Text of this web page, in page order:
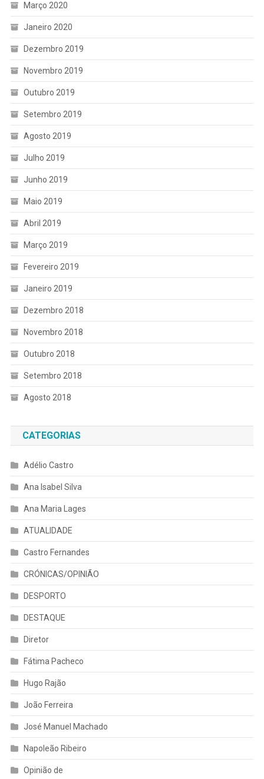
Março 2020
Janeiro 2020
Dezembro 2019
Novembro 2019
Outubro 2019
Setembro 2019
Agosto 2019
Julho 2019
Junho 2019
Maio 2019
Abril 2019
Março 2019
Fevereiro 2019
Janeiro 2019
Dezembro 2018
Novembro 2018
Outubro 2018
Setembro 2018
Agosto 2018
CATEGORIAS
Adélio Castro
Ana Isabel Silva
Ana Maria Lages
ATUALIDADE
Castro Fernandes
CRÓNICAS/OPINIÃO
DESPORTO
DESTAQUE
Diretor
Fátima Pacheco
Hugo Rajão
João Ferreira
José Manuel Machado
Napoleão Ribeiro
Opinião de